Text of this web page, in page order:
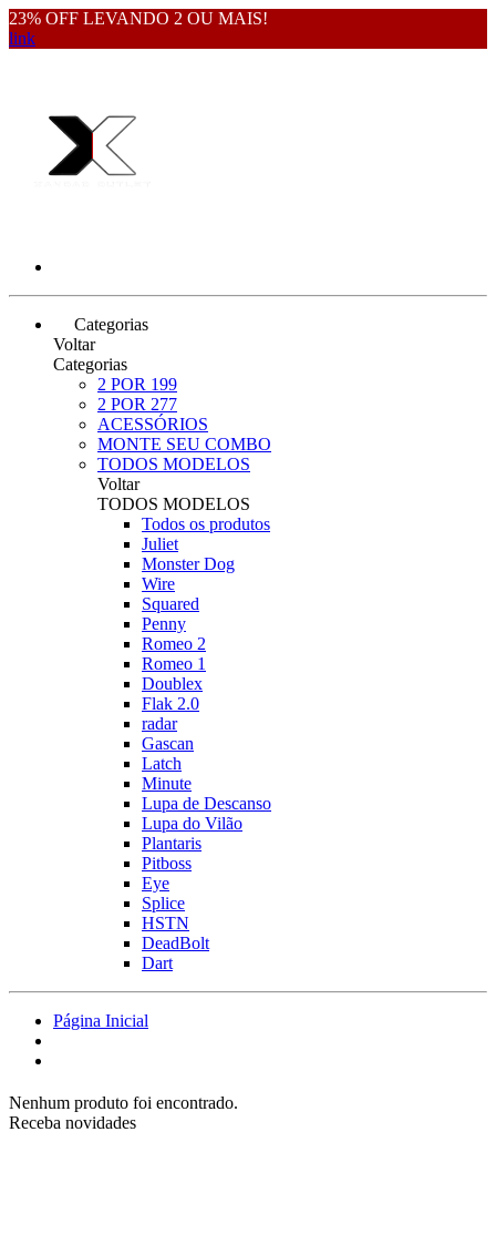
23% OFF LEVANDO 2 OU MAIS!
link
Categorias
Voltar
Categorias
2 POR 199
2 POR 277
ACESSÓRIOS
MONTE SEU COMBO
TODOS MODELOS
Voltar
TODOS MODELOS
Todos os produtos
Juliet
Monster Dog
Wire
Squared
Penny
Romeo 2
Romeo 1
Doublex
Flak 2.0
radar
Gascan
Latch
Minute
Lupa de Descanso
Lupa do Vilão
Plantaris
Pitboss
Eye
Splice
HSTN
DeadBolt
Dart
Página Inicial
Nenhum produto foi encontrado.
Receba novidades